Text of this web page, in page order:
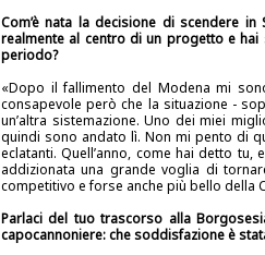
Com’è nata la decisione di scendere
realmente al centro di un progetto e
periodo?
«Dopo il fallimento del Modena mi
consapevole però che la situazione -
un’altra sistemazione. Uno dei miei
quindi sono andato lì. Non mi pento di
eclatanti. Quell’anno, come hai detto
addizionata una grande voglia di
competitivo e forse anche più bello della
Parlaci del tuo trascorso alla
capocannoniere: che soddisfazione è